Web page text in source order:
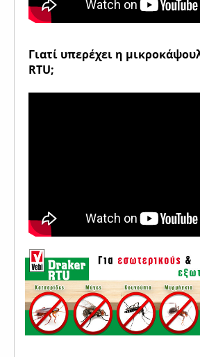
Γιατί υπερέχει η
RTU;